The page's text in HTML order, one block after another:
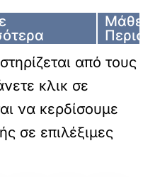
από τους
κλικ σε
να κερδίσουμε
σε επιλέξιμες